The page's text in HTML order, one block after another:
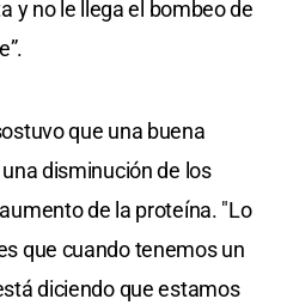
y no le llega el bombeo de
que una buena
disminución de los
de la proteína. "Lo
que cuando tenemos un
diciendo que estamos